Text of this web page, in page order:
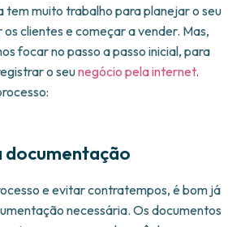
tem muito trabalho para planejar o seu
clientes e começar a vender. Mas,
focar no passo a passo inicial, para
o seunegócio pela internet.
documentação
e evitar contratempos, é bom já
necessária. Os documentos